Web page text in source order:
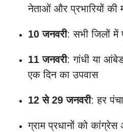
नेताओं और प्रभारियों की
10 जनवरी: सभी जिलों में
11 जनवरी: गांधी या
एक दिन का उपवास
12 से 29 जनवरी: हर
ग्राम प्रधानों को कांग्रेस